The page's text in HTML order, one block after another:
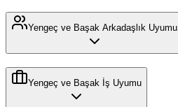
Yengeç ve Başak Arkadaşlık Uyumu
Yengeç ve Başak İş Uyumu